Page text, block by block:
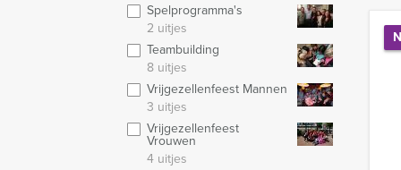
Spelprogramma's
2 uitjes
Teambuilding
8 uitjes
Vrijgezellenfeest Mannen
3 uitjes
Vrijgezellenfeest
Vrouwen
4 uitjes